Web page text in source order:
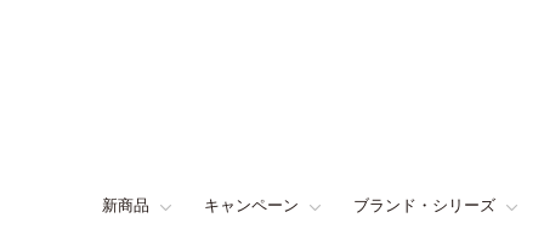
新商品 キャンペーン ブランド・シリーズ